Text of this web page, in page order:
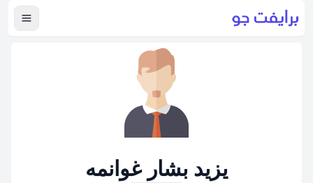
عرض
يزيد بشار غوانمه